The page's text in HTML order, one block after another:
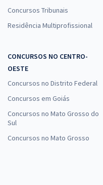
Concursos Tribunais
Residência Multiprofissional
CONCURSOS NO CENTRO-
OESTE
Concursos no Distrito Federal
Concursos em Goiás
Concursos no Mato Grosso do
Sul
Concursos no Mato Grosso